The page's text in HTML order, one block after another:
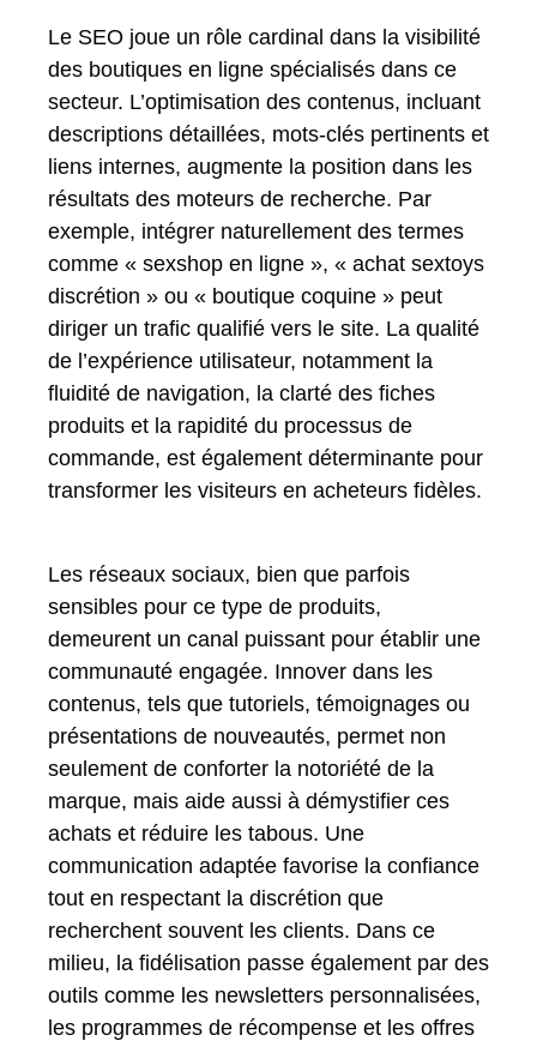
Le SEO joue un rôle cardinal dans la visibilité
des boutiques en ligne spécialisés dans ce
secteur. L’optimisation des contenus, incluant
descriptions détaillées, mots-clés pertinents et
liens internes, augmente la position dans les
résultats des moteurs de recherche. Par
exemple, intégrer naturellement des termes
comme « sexshop en ligne », « achat sextoys
discrétion » ou « boutique coquine » peut
diriger un trafic qualifié vers le site. La qualité
de l’expérience utilisateur, notamment la
fluidité de navigation, la clarté des fiches
produits et la rapidité du processus de
commande, est également déterminante pour
transformer les visiteurs en acheteurs fidèles.
Les réseaux sociaux, bien que parfois
sensibles pour ce type de produits,
demeurent un canal puissant pour établir une
communauté engagée. Innover dans les
contenus, tels que tutoriels, témoignages ou
présentations de nouveautés, permet non
seulement de conforter la notoriété de la
marque, mais aide aussi à démystifier ces
achats et réduire les tabous. Une
communication adaptée favorise la confiance
tout en respectant la discrétion que
recherchent souvent les clients. Dans ce
milieu, la fidélisation passe également par des
outils comme les newsletters personnalisées,
les programmes de récompense et les offres